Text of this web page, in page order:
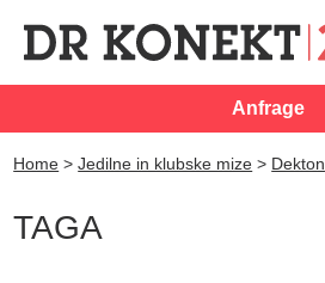
Anfrage
Home >Jedilne in klubske mize > Dekton
TAGA